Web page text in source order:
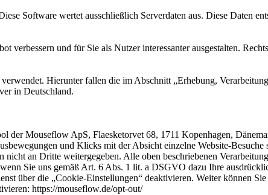
Software wertet ausschließlich Serverdaten aus. Diese Daten
verbessern und für Sie als Nutzer interessanter ausgestalten.
Hierunter fallen die im Abschnitt „Erhebung,
in Deutschland.
der Mouseflow ApS, Flaesketorvet 68, 1711 Kopenhagen,
und Klicks mit der Absicht einzelne Website-
an Dritte weitergegeben. Alle oben beschriebenen
Sie uns gemäß Art. 6 Abs. 1 lit. a DSGVO dazu Ihre
über die „Cookie-Einstellungen“ deaktivieren. Weiter können
https://mouseflow.de/opt-out/